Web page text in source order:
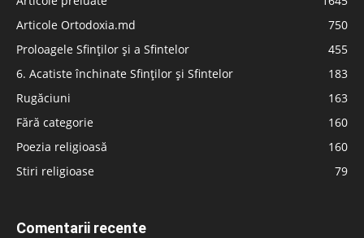
Articole Ortodoxia.md
750
Proloagele Sfinților și a Sfintelor
455
6. Acatiste închinate Sfinților și Sfintelor
183
Rugăciuni
163
Fără categorie
160
Poezia religioasă
160
Stiri religioase
79
Comentarii recente